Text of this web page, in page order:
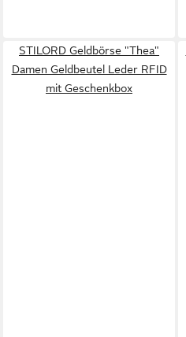
STILORD Geldbörse "Thea"
Damen Geldbeutel Leder RFID
mit Geschenkbox